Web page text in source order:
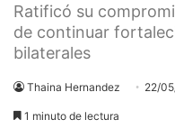
Ratificó su
de continuar
bilaterales
Thaina Hernandez 22/
1 minuto de lectura